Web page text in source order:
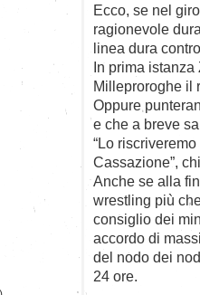
Ecco, se nel
ragionevole
linea dura
In prima
Milleproroghe il
Oppure
e che a breve
“Lo
Cassazione”,
Anche se alla
wrestling più
consiglio dei
accordo di
del nodo dei
24 ore.